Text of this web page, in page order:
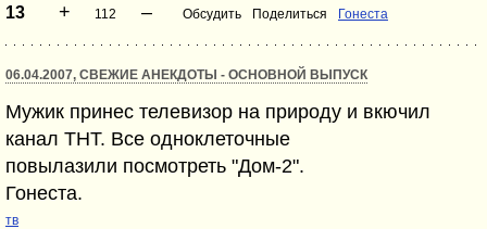
13 + 112 – Обсудить Поделиться Гонеста
06.04.2007, СВЕЖИЕ АНЕКДОТЫ - ОСНОВНОЙ ВЫПУСК
Мужик принес телевизор на природу и вкючил
канал ТНТ. Все одноклеточные
повылазили посмотреть "Дом-2".
Гонеста.
тв